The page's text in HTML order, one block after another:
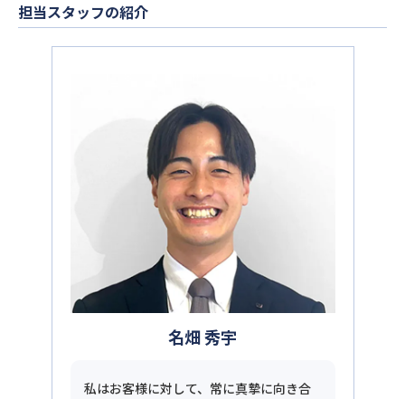
担当スタッフの紹介
名畑 秀宇
私はお客様に対して、常に真摯に向き合